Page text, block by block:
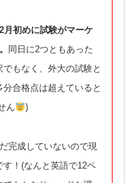
2月初めに試験がマーケ
同日に2つともあった
もなく、 外大の試験と
分合格点は超えていると
ん
)
完成していないので現
す！(なんと英語で12ペ